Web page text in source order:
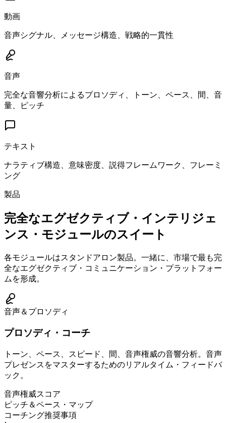
動画
音声シグナル、メッセージ構造、戦略的一貫性
音声
完全な音響分析によるプロソディ、トーン、ペース、間、音
量、ピッチ
テキスト
ナラティブ構造、意味密度、説得フレームワーク、フレーミ
ング
製品
完全なエグゼクティブ・インテリジェ
ンス・モジュールのスイート
各モジュールはスタンドアロン製品。一緒に、市場で最も完
全なエグゼクティブ・コミュニケーション・プラットフォー
ムを形成。
音声＆プロソディ
プロソディ・コーチ
トーン、ペース、スピード、間、音声権威の音響分析。音声
プレゼンスをマスターするためのリアルタイム・フィードバ
ック。
音声権威スコア
ピッチ＆ペース・マップ
コーチング推奨事項